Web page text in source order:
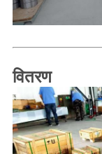
वितरण